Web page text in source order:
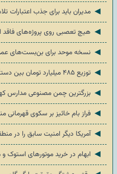
◄ مدیران باید برای جذب اعتبارات تلاش کنند/ سال ۱۴۰۵ سال
◄ هیچ تعصبی روی پروژه‌های فاقد
◄ نسخه موحد برای بن‌بست‌های
◄ توزیع ۴۸۵ میلیارد تومان بین دستگاه‌های اجرایی کهگیلویه
◄ بزرگترین چمن مصنوعی مدارس
◄ فراز بام خائیز بر سکوی
◄ آمریکا دیگر امنیت سابق را در
◄ ابهام در خرید موتورهای استوک